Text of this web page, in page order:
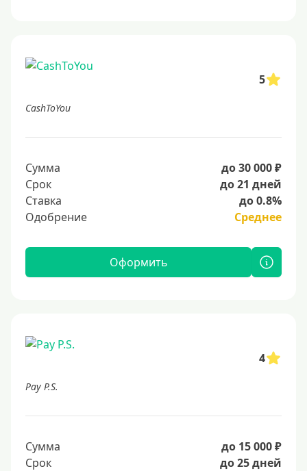
5
CashToYou
Сумма
до 30 000 ₽
Срок
до 21 дней
Ставка
до 0.8%
Одобрение
Среднее
Оформить
4
Pay P.S.
Сумма
до 15 000 ₽
Срок
до 25 дней